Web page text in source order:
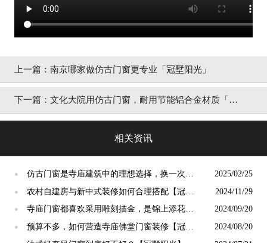
上一篇： 南京哪家做仿古门窗更专业「冠墅阳光」
下一篇： 文化大院用仿古门窗，耐用节能铝合金材质「冠
相关资讯
●
仿古门窗是寺庙建筑中的理想选择，换一次用
终生【冠墅阳光】
2025/02/25
●
农村自建房与新中式装修如何合理搭配【冠墅
阳光】
2024/11/29
●
寺庙门窗都喜欢采用雕刻描金，是锦上添花
吗？【冠墅阳光】
2024/09/20
●
预算不多，如何营造寺庙佛堂门窗装修【冠墅
2024/08/20